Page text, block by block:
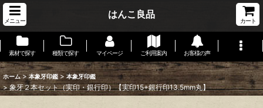
メニュー
はんこ良品
カート
素材で探す 種類で探す マイページ ご利用案内 お客様の声
ホーム > 本象牙印鑑 > 本象牙印鑑
> 象牙２本セット（実印・銀行印）【実印15+銀行印13.5mm丸】